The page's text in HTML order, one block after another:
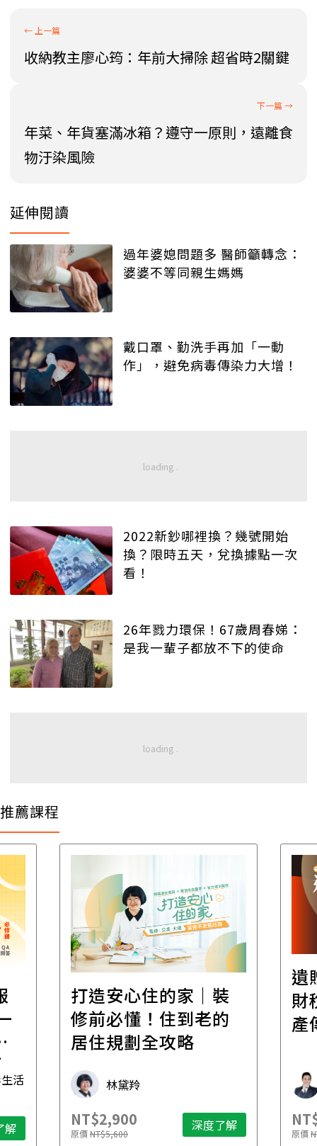
收納教主廖心筠：年前大掃除 超省時2關鍵
年菜、年貨塞滿冰箱？遵守一原則，遠離食
物汙染風險
延伸閱讀
過年婆媳問題多 醫師籲轉念：
婆婆不等同親生媽媽
戴口罩、勤洗手再加「一動
作」，避免病毒傳染力大增！
2022新鈔哪裡換？幾號開始
換？限時五天，兌換據點一次
看！
26年戮力環保！67歲周春娣：
是我一輩子都放不下的使命
推薦課程
活
解
打造安心住的家｜裝
修前必懂！住到老的
居住規劃全攻略
林黛羚
NT$2,900
原價NT$5,600 深度了解
遺
財
產
原價